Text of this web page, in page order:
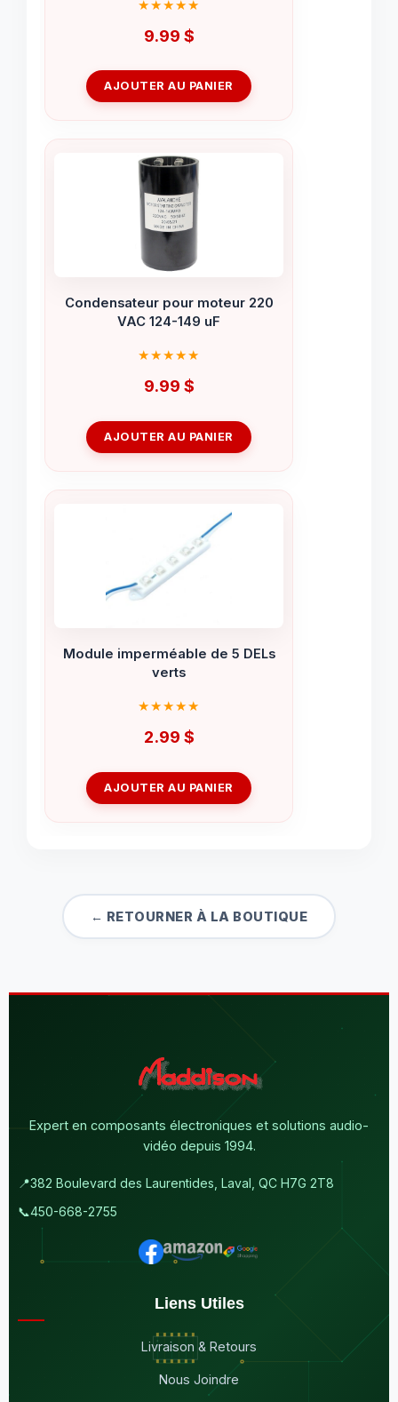
9.99 $
AJOUTER AU PANIER
Condensateur pour moteur 220
VAC 124-149 uF
9.99 $
AJOUTER AU PANIER
Module imperméable de 5 DELs
verts
2.99 $
AJOUTER AU PANIER
← RETOURNER À LA BOUTIQUE
Expert en composants électroniques et solutions audio-
vidéo depuis 1994.
📍382 Boulevard des Laurentides, Laval, QC H7G 2T8
📞450-668-2755
Liens Utiles
Livraison & Retours
Nous Joindre